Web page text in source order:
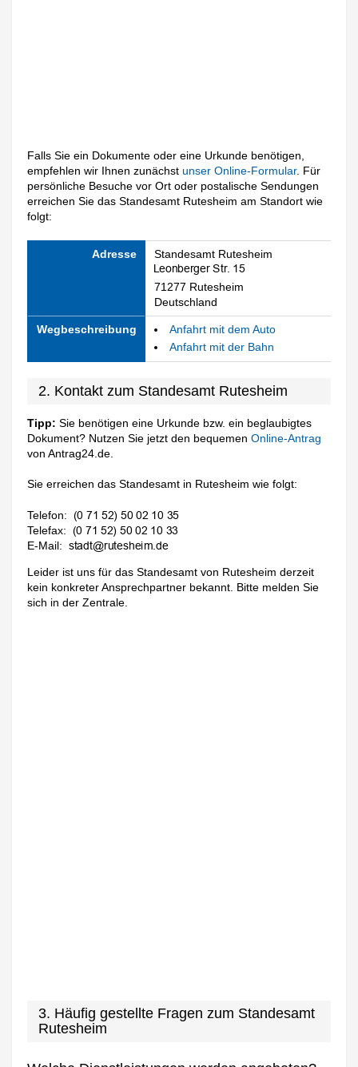
Falls Sie ein Dokumente oder eine Urkunde benötigen,
empfehlen wir Ihnen zunächstunser Online-Formular. Für
persönliche Besuche vor Ort oder postalische Sendungen
erreichen Sie das Standesamt Rutesheim am Standort wie
folgt:
Adresse Standesamt Rutesheim
71277 Rutesheim
Deutschland
Wegbeschreibung
Anfahrt mit dem Auto
Anfahrt mit der Bahn
2. Kontakt zum Standesamt Rutesheim
Tipp: Sie benötigen eine Urkunde bzw. ein beglaubigtes
Dokument? Nutzen Sie jetzt den bequemenOnline-Antrag
von Antrag24.de.
Sie erreichen das Standesamt in Rutesheim wie folgt:
Telefon:
Telefax:
E-Mail:
Leider ist uns für das Standesamt von Rutesheim derzeit
kein konkreter Ansprechpartner bekannt. Bitte melden Sie
sich in der Zentrale.
3. Häufig gestellte Fragen zum Standesamt
Rutesheim